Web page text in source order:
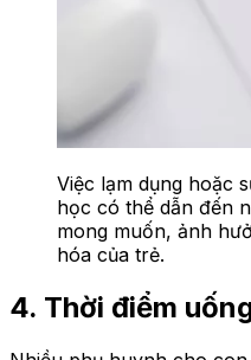
Việc lạm dụng hoặc
học có thể dẫn đến
mong muốn, ảnh
hóa của trẻ.
4. Thời điểm